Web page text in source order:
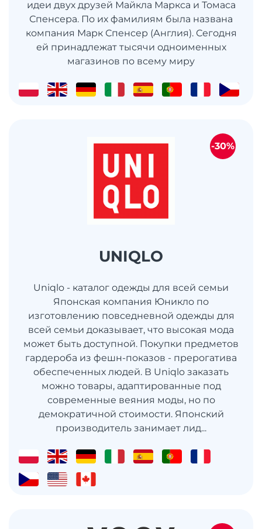
идеи двух друзей Майкла Маркса и Томаса
Спенсера. По их фамилиям была названа
компания Марк Спенсер (Англия). Сегодня
ей принадлежат тысячи одноименных
магазинов по всему миру
UNIQLO
Uniqlo - каталог одежды для всей семьи
Японская компания Юникло по
изготовлению повседневной одежды для
всей семьи доказывает, что высокая мода
может быть доступной. Покупки предметов
гардероба из фешн-показов - прерогатива
обеспеченных людей. В Uniqlo заказать
можно товары, адаптированные под
современные веяния моды, но по
демократичной стоимости. Японский
производитель занимает лид...
-30%